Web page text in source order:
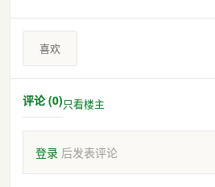
喜欢
评论 (0)只看楼主
登录 后发表评论